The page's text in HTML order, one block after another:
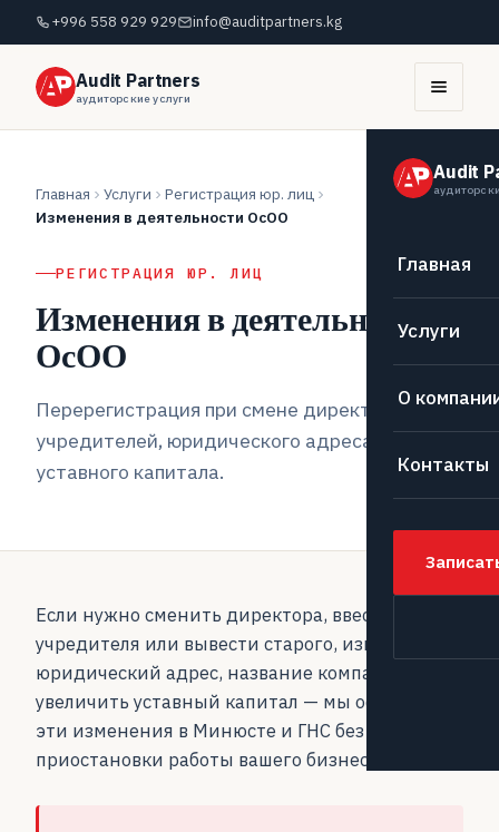
+996 558 929 929 info@auditpartners.kg
Audit Partners
аудиторские услуги
Audit
Главная
Услуги
О
Контакты
Главная Услуги
Регистрация юр. лиц
Изменения в деятельности ОсОО
РЕГИСТРАЦИЯ ЮР. ЛИЦ
Изменения в деятельности
ОсОО
Перерегистрация при смене директора,
учредителей, юридического адреса или
уставного капитала.
Если нужно сменить директора, ввести нового
учредителя или вывести старого, изменить
юридический адрес, название компании или
увеличить уставный капитал — мы оформим
эти изменения в Минюсте и ГНС без
приостановки работы вашего бизнеса.